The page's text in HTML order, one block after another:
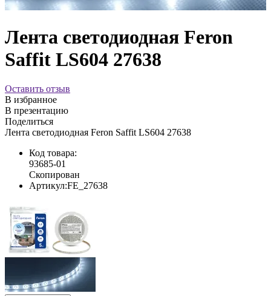
Лента светодиодная Feron
Saffit LS604 27638
Оставить отзыв
В избранное
В презентацию
Поделиться
Лента светодиодная Feron Saffit LS604 27638
Код товара:
93685-01
Скопирован
Артикул:FE_27638